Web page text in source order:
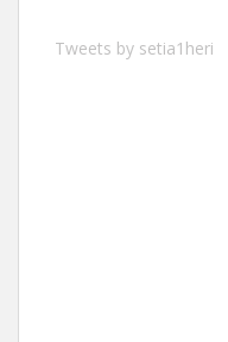
Tweets by setia1heri